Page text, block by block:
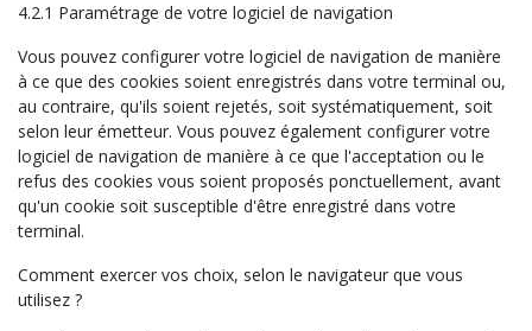
4.2.1 Paramétrage de votre logiciel de navigation
Vous pouvez configurer votre logiciel de navigation de manière
à ce que des cookies soient enregistrés dans votre terminal ou,
au contraire, qu'ils soient rejetés, soit systématiquement, soit
selon leur émetteur. Vous pouvez également configurer votre
logiciel de navigation de manière à ce que l'acceptation ou le
refus des cookies vous soient proposés ponctuellement, avant
qu'un cookie soit susceptible d'être enregistré dans votre
terminal.
Comment exercer vos choix, selon le navigateur que vous
utilisez ?